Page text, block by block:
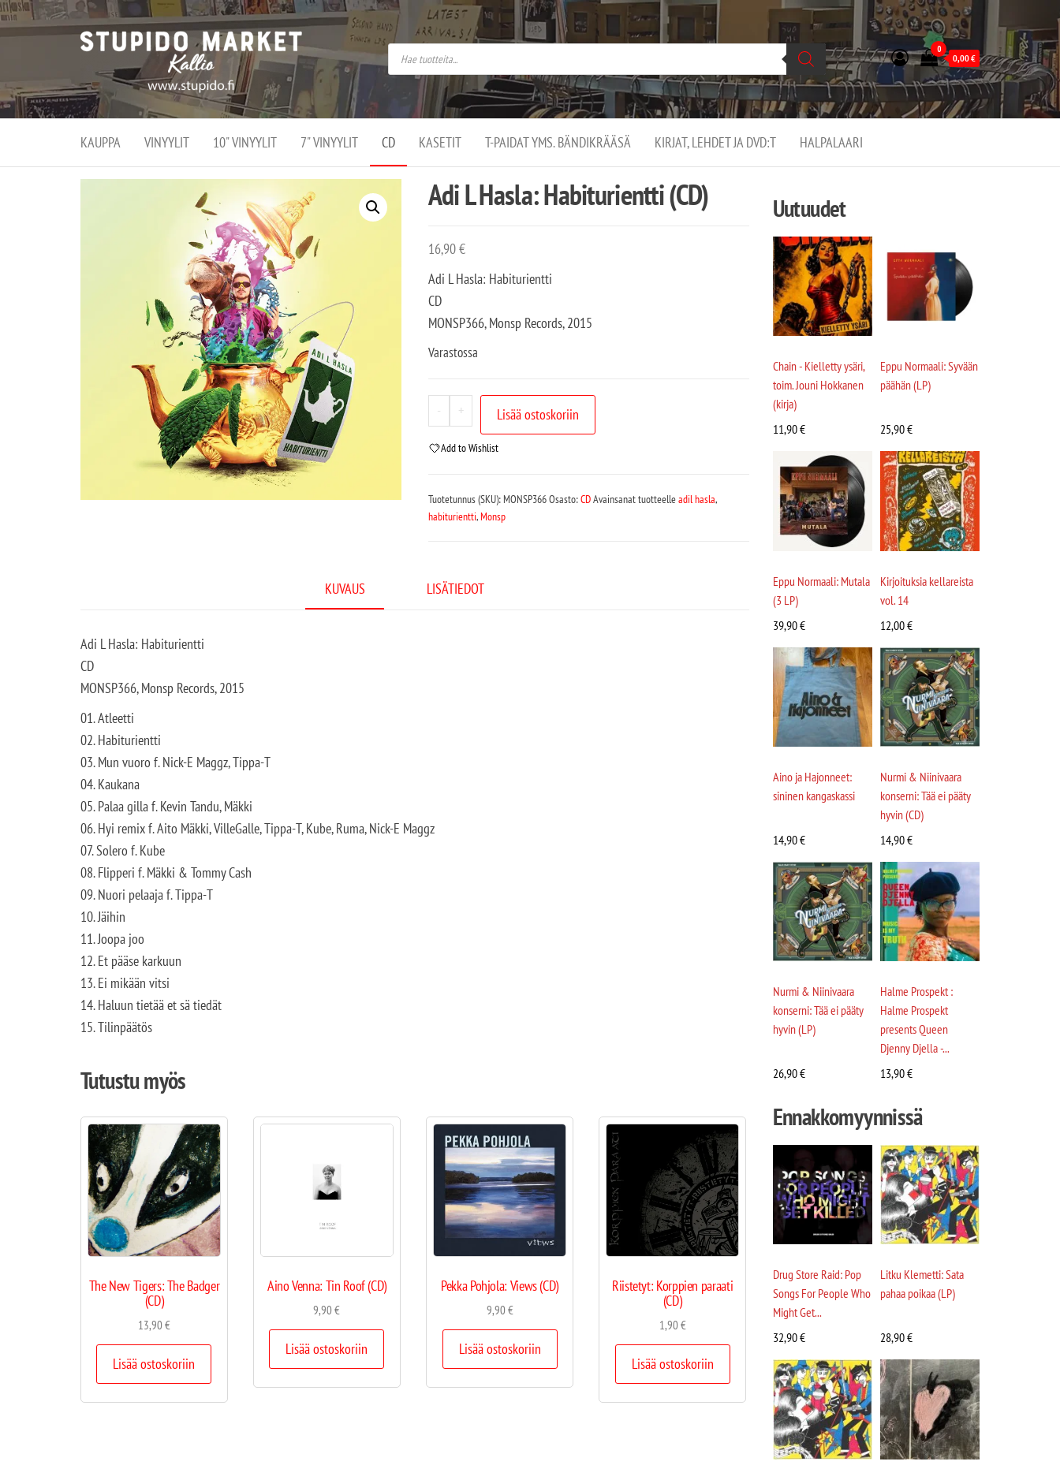
Stupido
Market –
verkossa
ja
kivijalassa
Stupido Market on
vaihtoehtomusaan
erikoistunut
verkko- sekä
kivijalkakauppa
Helsingissä
Kallion
0
0,00€
KAUPPA VINYYLIT 10" VINYYLIT 7" VINYYLIT CD KASETIT T-PAIDAT YMS. BÄNDIKRÄÄSÄ KIRJAT, LEHDET JA DVD:T HALPALAARI
Adi L Hasla: Habiturientti (CD)
16,90€
Adi L Hasla: Habiturientti
CD
MONSP366, Monsp Records, 2015
Varastossa
- + Lisää ostoskoriin
Add to Wishlist
Tuotetunnus (SKU): MONSP366Osasto:CDAvainsanat tuotteelleadil hasla,
habiturientti,Monsp
KUVAUS LISÄTIEDOT
Adi L Hasla: Habiturientti
CD
MONSP366, Monsp Records, 2015
01. Atleetti
02. Habiturientti
03. Mun vuoro f. Nick-E Maggz, Tippa-T
04. Kaukana
05. Palaa gilla f. Kevin Tandu, Mäkki
06. Hyi remix f. Aito Mäkki, VilleGalle, Tippa-T, Kube, Ruma, Nick-E Maggz
07. Solero f. Kube
08. Flipperi f. Mäkki & Tommy Cash
09. Nuori pelaaja f. Tippa-T
10. Jäihin
11. Joopa joo
12. Et pääse karkuun
13. Ei mikään vitsi
14. Haluun tietää et sä tiedät
15. Tilinpäätös
Tutustu myös
The New Tigers: The Badger
(CD)
13,90€
Lisää ostoskoriin
Aino Venna: Tin Roof (CD)
9,90€
Lisää ostoskoriin
Pekka Pohjola: Views (CD)
9,90€
Lisää ostoskoriin
Riistetyt: Korppien paraati
(CD)
1,90€
Lisää ostoskoriin
Uutuudet
Chain - Kielletty ysäri,
toim. Jouni Hokkanen
(kirja)
11,90€
Eppu Normaali: Syvään
päähän (LP)
25,90€
Eppu Normaali: Mutala
(3 LP)
39,90€
Kirjoituksia kellareista
vol. 14
12,00€
Aino ja Hajonneet:
sininen kangaskassi
14,90€
Nurmi & Niinivaara
konserni: Tää ei pääty
hyvin (CD)
14,90€
Nurmi & Niinivaara
konserni: Tää ei pääty
hyvin (LP)
26,90€
Halme Prospekt :
Halme Prospekt
presents Queen
Djenny Djella -...
13,90€
Ennakkomyynnissä
Drug Store Raid: Pop
Songs For People Who
Might Get...
32,90€
Litku Klemetti: Sata
pahaa poikaa (LP)
28,90€